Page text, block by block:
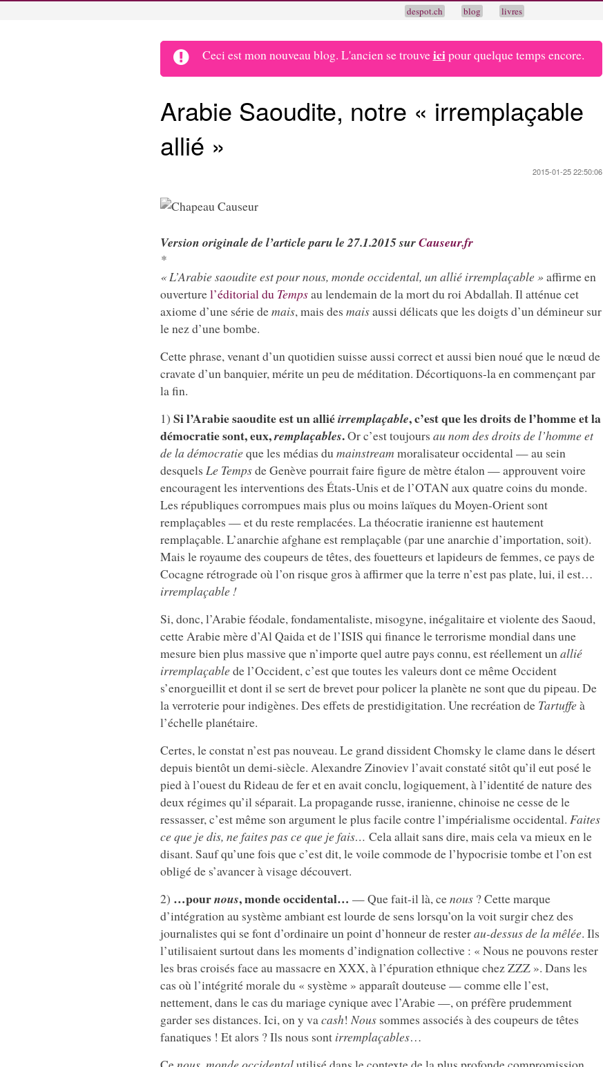
despot.ch blog livres
Ceci est mon nouveau blog. L'ancien se trouveicipour quelque temps encore.
Arabie Saoudite, notre « irremplaçable
allié »
2015-01-25 22:50:06
Version originale de l’article paru le 27.1.2015 surCauseur.fr
*
« L’Arabie saoudite est pour nous, monde occidental, un allié irremplaçable » affirme en
ouverturel’éditorial du Tempsau lendemain de la mort du roi Abdallah. Il atténue cet
axiome d’une série demais, mais des maisaussi délicats que les doigts d’un démineur sur
le nez d’une bombe.
Cette phrase, venant d’un quotidien suisse aussi correct et aussi bien noué que le nœud de
cravate d’un banquier, mérite un peu de méditation. Décortiquons-la en commençant par
la fin.
1) Si l’Arabie saoudite est un alliéirremplaçable, c’est que les droits de l’homme et la
démocratie sont, eux,remplaçables.Or c’est toujours au nom des droits de l’homme et
de la démocratieque les médias du mainstream moralisateur occidental — au sein
desquels Le Tempsde Genève pourrait faire figure de mètre étalon — approuvent voire
encouragent les interventions des États-Unis et de l’OTAN aux quatre coins du monde.
Les républiques corrompues mais plus ou moins laïques du Moyen-Orient sont
remplaçables — et du reste remplacées. La théocratie iranienne est hautement
remplaçable. L’anarchie afghane est remplaçable (par une anarchie d’importation, soit).
Mais le royaume des coupeurs de têtes, des fouetteurs et lapideurs de femmes, ce pays de
Cocagne rétrograde où l’on risque gros à affirmer que la terre n’est pas plate, lui, il est…
irremplaçable !
Si, donc, l’Arabie féodale, fondamentaliste, misogyne, inégalitaire et violente des Saoud,
cette Arabie mère d’Al Qaida et de l’ISIS qui finance le terrorisme mondial dans une
mesure bien plus massive que n’importe quel autre pays connu, est réellement un allié
irremplaçablede l’Occident, c’est que toutes les valeurs dont ce même Occident
s’enorgueillit et dont il se sert de brevet pour policer la planète ne sont que du pipeau. De
la verroterie pour indigènes. Des effets de prestidigitation. Une recréation de Tartuffeà
l’échelle planétaire.
Certes, le constat n’est pas nouveau. Le grand dissident Chomsky le clame dans le désert
depuis bientôt un demi-siècle. Alexandre Zinoviev l’avait constaté sitôt qu’il eut posé le
pied à l’ouest du Rideau de fer et en avait conclu, logiquement, à l’identité de nature des
deux régimes qu’il séparait. La propagande russe, iranienne, chinoise ne cesse de le
ressasser, c’est même son argument le plus facile contre l’impérialisme occidental. Faites
ce que je dis, ne faites pas ce que je fais… Cela allait sans dire, mais cela va mieux en le
disant. Sauf qu’une fois que c’est dit, le voile commode de l’hypocrisie tombe et l’on est
obligé de s’avancer à visage découvert.
2) …pournous, monde occidental… — Que fait-il là, cenous ? Cette marque
d’intégration au système ambiant est lourde de sens lorsqu’on la voit surgir chez des
journalistes qui se font d’ordinaire un point d’honneur de resterau-dessus de la mêlée. Ils
l’utilisaient surtout dans les moments d’indignation collective : « Nous ne pouvons rester
les bras croisés face au massacre en XXX, à l’épuration ethnique chez ZZZ ». Dans les
cas où l’intégrité morale du « système » apparaît douteuse — comme elle l’est,
nettement, dans le cas du mariage cynique avec l’Arabie —, on préfère prudemment
garder ses distances. Ici, on y va cash! Nous sommes associés à des coupeurs de têtes
fanatiques ! Et alors ? Ils nous sont irremplaçables…